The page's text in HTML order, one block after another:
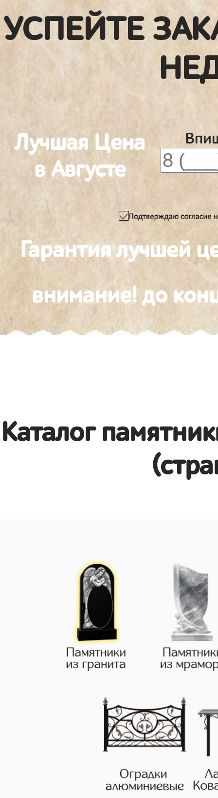
УСПЕЙТЕ
Лучшая Цена
в Августе
Гарантия лучшей
внимание! до
Каталог